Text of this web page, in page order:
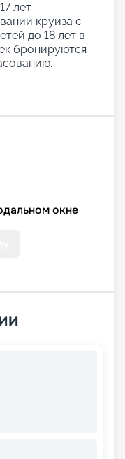
лет
круиза с
до 18 лет в
бронируются
окне